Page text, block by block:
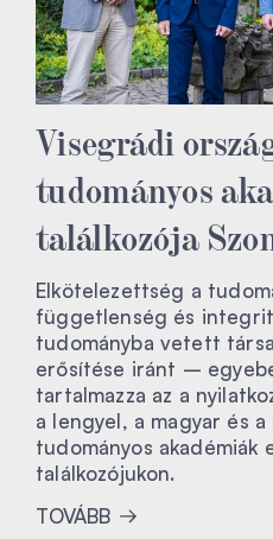
Visegrádi
tudományos
találkozója
Elkötelezettség a
függetlenség és
tudományba vetett
erősítése iránt –
tartalmazza az a
a lengyel, a magyar és
tudományos akadémiák
találkozójukon.
TOVÁBB